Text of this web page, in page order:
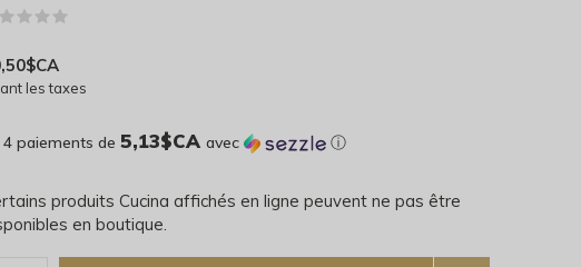
les taxes
4 paiements de 5,13$CA avec ⓘ
produits Cucina affichés en ligne peuvent ne pas être
en boutique.